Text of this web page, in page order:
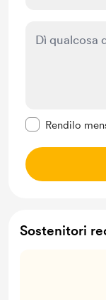
Rendilo
Sostenitori